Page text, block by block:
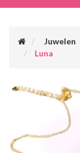
Juwelen
Luna